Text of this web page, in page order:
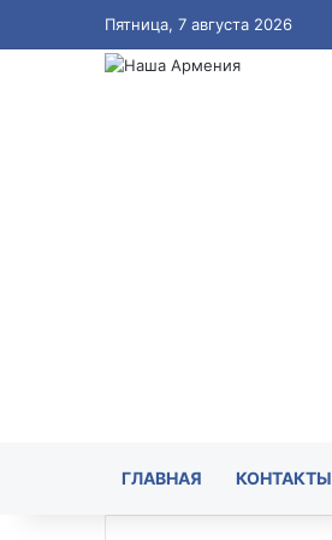
Пятница, 7 августа 2026
ГЛАВНАЯ КОНТАКТЫ